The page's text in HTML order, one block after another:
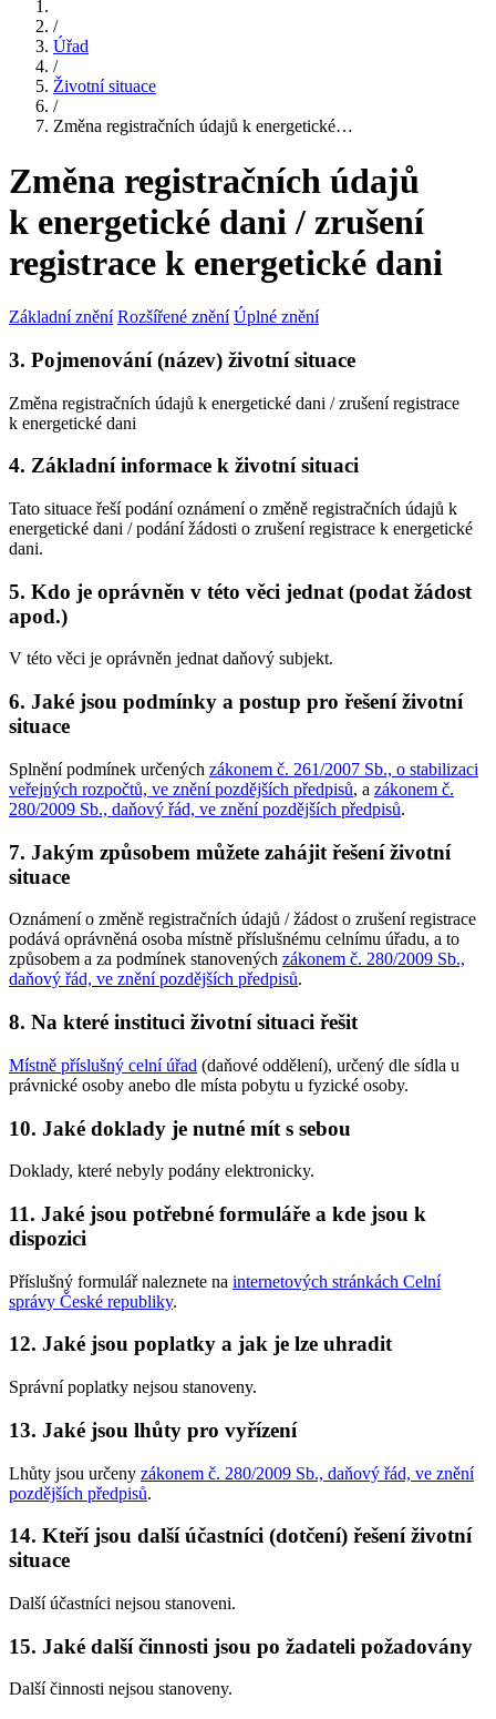
/
Úřad
/
Životní situace
/
Změna registračních údajů k energetické…
Změna registračních údajů
k energetické dani / zrušení
registrace k energetické dani
Základní znění Rozšířené znění Úplné znění
3. Pojmenování (název) životní situace
Změna registračních údajů k energetické dani / zrušení registrace
k energetické dani
4. Základní informace k životní situaci
Tato situace řeší podání oznámení o změně registračních údajů k
energetické dani / podání žádosti o zrušení registrace k energetické
dani.
5. Kdo je oprávněn v této věci jednat (podat žádost
apod.)
V této věci je oprávněn jednat daňový subjekt.
6. Jaké jsou podmínky a postup pro řešení životní
situace
Splnění podmínek určených zákonem č. 261/2007 Sb., o stabilizaci
veřejných rozpočtů, ve znění pozdějších předpisů, a zákonem č.
280/2009 Sb., daňový řád, ve znění pozdějších předpisů.
7. Jakým způsobem můžete zahájit řešení životní
situace
Oznámení o změně registračních údajů / žádost o zrušení registrace
podává oprávněná osoba místně příslušnému celnímu úřadu, a to
způsobem a za podmínek stanovených zákonem č. 280/2009 Sb.,
daňový řád, ve znění pozdějších předpisů.
8. Na které instituci životní situaci řešit
Místně příslušný celní úřad (daňové oddělení), určený dle sídla u
právnické osoby anebo dle místa pobytu u fyzické osoby.
10. Jaké doklady je nutné mít s sebou
Doklady, které nebyly podány elektronicky.
11. Jaké jsou potřebné formuláře a kde jsou k
dispozici
Příslušný formulář naleznete na internetových stránkách Celní
správy České republiky.
12. Jaké jsou poplatky a jak je lze uhradit
Správní poplatky nejsou stanoveny.
13. Jaké jsou lhůty pro vyřízení
Lhůty jsou určeny zákonem č. 280/2009 Sb., daňový řád, ve znění
pozdějších předpisů.
14. Kteří jsou další účastníci (dotčení) řešení životní
situace
Další účastníci nejsou stanoveni.
15. Jaké další činnosti jsou po žadateli požadovány
Další činnosti nejsou stanoveny.